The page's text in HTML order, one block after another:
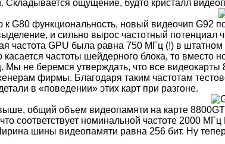
Складывается ощущение, будто кристалл
к G80 функциональность, новый видеочип G92
и сильно вырос частотный
частота GPU была равна 750 МГц (!) в
частоты шейдерного блока, то
не беремся утверждать, что все видеокарты
фирмы. Благодаря таким частотам
в «поведении» этих карт при разгоне.
общий объем видеопамяти на карте
соответствует номинальной частоте 2000
шины видеопамяти равна 256 бит. Ну